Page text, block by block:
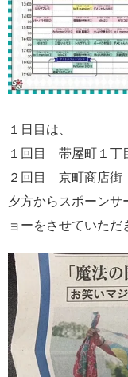
１日目は、
１回目 帯屋町１丁
２回目 京町商店街
夕方からスポーンサ
ョーをさせていただ